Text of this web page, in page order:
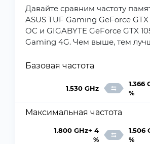
Давайте сравним частоту
ASUS TUF Gaming GeForce GTX
OC и GIGABYTE GeForce GTX
Gaming 4G. Чем выше, тем
Базовая частота
1.530 GHz
1.366
%
Максимальная частота
1.800 GHz+ 4
%
1.506
%